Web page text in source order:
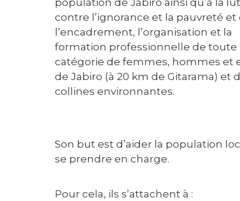
contre l’ignorance et la pauvreté et
l’encadrement, l’organisation et la
formation professionnelle de toute
catégorie de femmes, hommes et
de Jabiro (à 20 km de Gitarama) et
collines environnantes.
Son but est d’aider la population
se prendre en charge.
Pour cela, ils s’attachent à :